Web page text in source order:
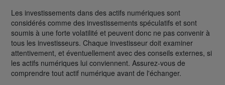
Les investissements dans des actifs numériques sont
considérés comme des investissements spéculatifs et sont
soumis à une forte volatilité et peuvent donc ne pas convenir à
tous les investisseurs. Chaque investisseur doit examiner
attentivement, et éventuellement avec des conseils externes, si
les actifs numériques lui conviennent. Assurez-vous de
comprendre tout actif numérique avant de l'échanger.